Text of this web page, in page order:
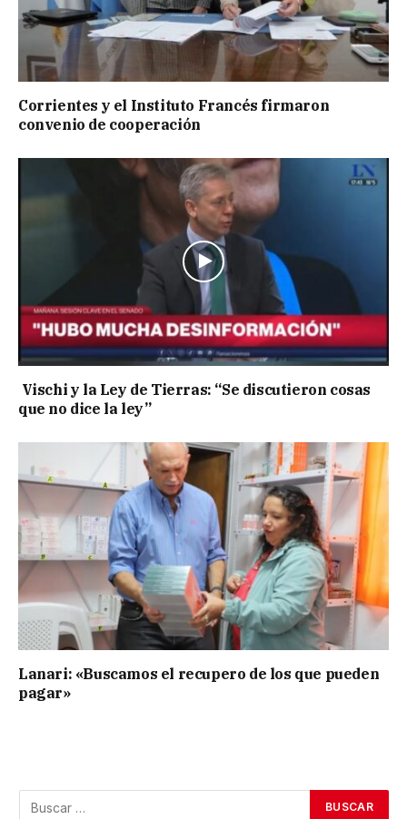
Corrientes y el Instituto Francés firmaron
convenio de cooperación
Vischi y la Ley de Tierras: “Se discutieron cosas
que no dice la ley”
Lanari: «Buscamos el recupero de los que pueden
pagar»